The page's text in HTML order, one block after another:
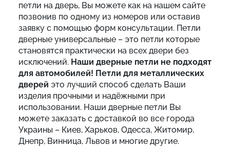
петли на дверь, Вы можете как на нашем сайте
позвонив по одному из номеров или оставив
заявку с помощью форм консультации. Петли
дверные универсальные – это петли которые
становятся практически на всех двери без
исключений. Наши дверные петли не подходят
для автомобилей! Петли для металлических
дверей это лучший способ сделать Ваши
изделия прочными и надёжными при
использовании. Наши дверные петли Вы
можете заказать с доставкой во все города
Украины – Киев, Харьков, Одесса, Житомир,
Днепр, Винница, Львов и многие другие.